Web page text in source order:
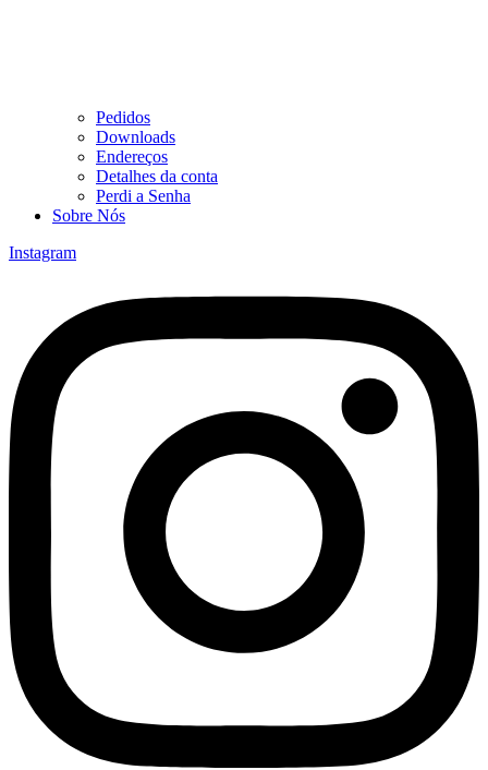
Pedidos
Downloads
Endereços
Detalhes da conta
Perdi a Senha
Sobre Nós
Instagram